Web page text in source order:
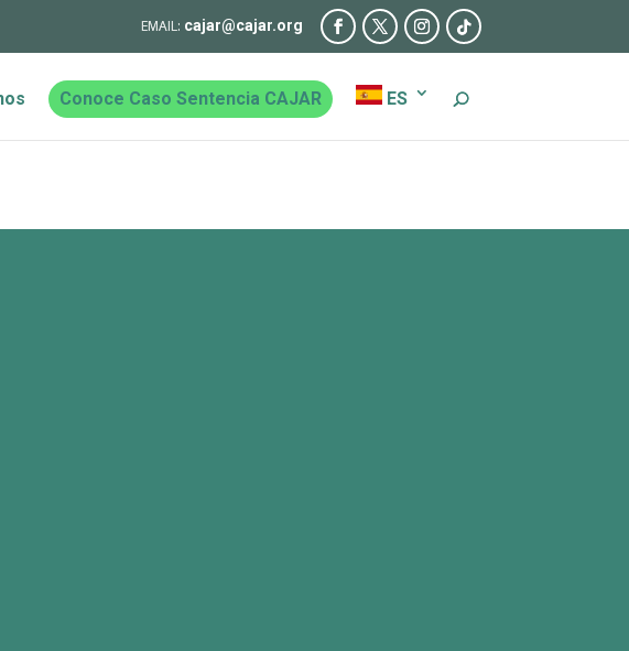
cajar@cajar.org
Conoce Caso Sentencia CAJAR ES